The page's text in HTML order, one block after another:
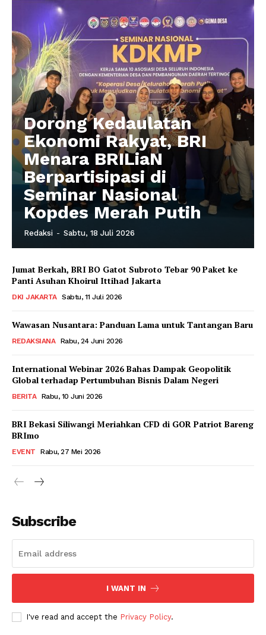
Dorong Kedaulatan
Ekonomi Rakyat, BRI
Menara BRILiaN
Berpartisipasi di
Seminar Nasional
Kopdes Merah Putih
Redaksi - Sabtu, 18 Juli 2026
Jumat Berkah, BRI BO Gatot Subroto Tebar 90 Paket ke
Panti Asuhan Khoirul Ittihad Jakarta
DKI JAKARTA Sabtu, 11 Juli 2026
Wawasan Nusantara: Panduan Lama untuk Tantangan Baru
REDAKSIANA Rabu, 24 Juni 2026
International Webinar 2026 Bahas Dampak Geopolitik
Global terhadap Pertumbuhan Bisnis Dalam Negeri
BERITA Rabu, 10 Juni 2026
BRI Bekasi Siliwangi Meriahkan CFD di GOR Patriot Bareng
BRImo
EVENT Rabu, 27 Mei 2026
Subscribe
I WANT IN
I've read and accept the Privacy Policy.